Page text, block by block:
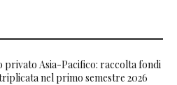
privato Asia-Pacifico: raccolta fondi
nel primo semestre 2026